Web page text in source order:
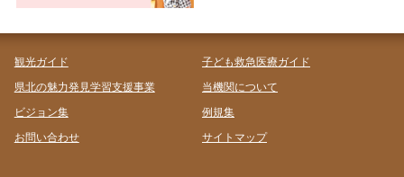
観光ガイド
子ども救急医療ガイド
県北の魅力発見学習支援事業
当機関について
ビジョン集
例規集
お問い合わせ
サイトマップ